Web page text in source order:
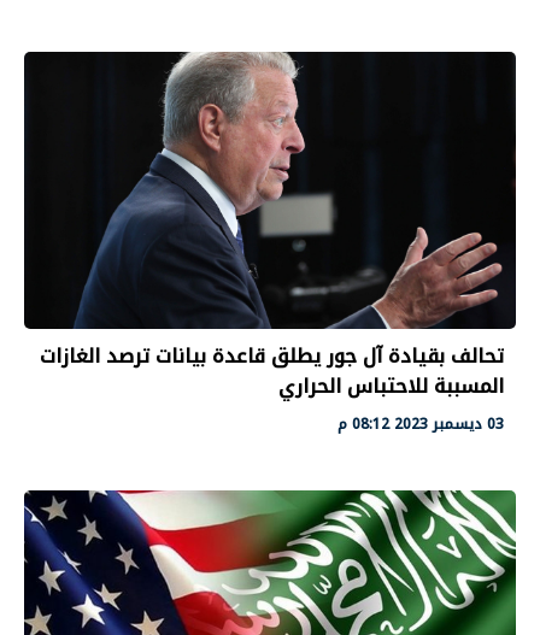
تحالف بقيادة آل جور يطلق قاعدة بيانات ترصد الغازات
المسببة للاحتباس الحراري
03 ديسمبر 2023 08:12 م